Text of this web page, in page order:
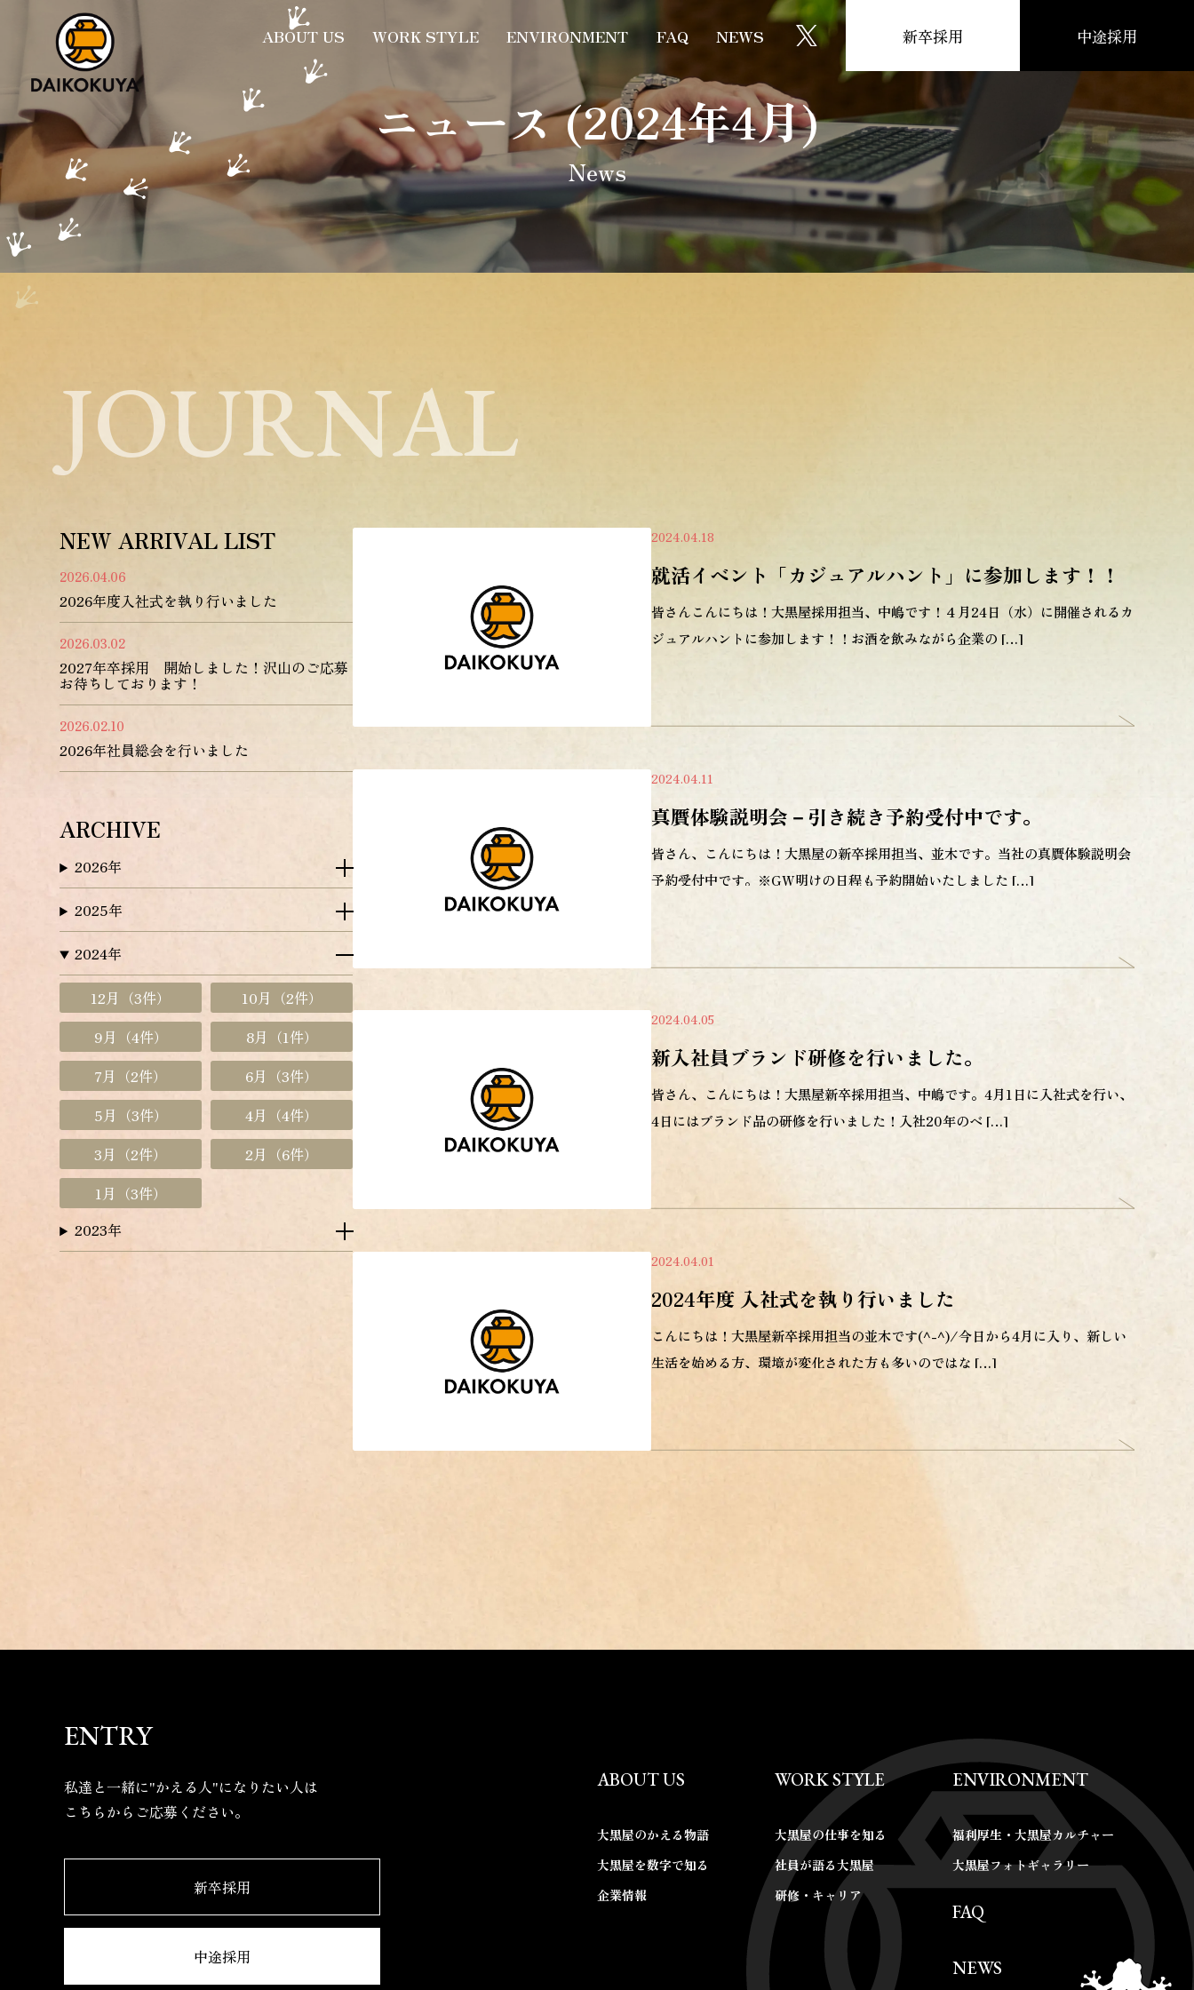
ABOUT US WORK STYLE ENVIRONMENT FAQ NEWS 新卒採用 中途採用
ニュース (2024年4月)
News
JOURNAL
2024.04.18
就活イベント「カジュアルハント」に参加します！！
皆さんこんにちは！大黒屋採用担当、中嶋です！４月24日（水）に開催されるカ
ジュアルハントに参加します！！お酒を飲みながら企業の […]
2024.04.11
真贋体験説明会－引き続き予約受付中です。
皆さん、こんにちは！大黒屋の新卒採用担当、並木です。当社の真贋体験説明会
予約受付中です。※GW明けの日程も予約開始いたしました […]
2024.04.05
新入社員ブランド研修を行いました。
皆さん、こんにちは！大黒屋新卒採用担当、中嶋です。4月1日に入社式を行い、
4日にはブランド品の研修を行いました！入社20年のベ […]
2024.04.01
2024年度 入社式を執り行いました
こんにちは！大黒屋新卒採用担当の並木です(^-^)/今日から4月に入り、新しい
生活を始める方、環境が変化された方も多いのではな […]
NEW ARRIVAL LIST
2026.04.06
2026年度入社式を執り行いました
2026.03.02
2027年卒採用 開始しました！沢山のご応募
お待ちしております！
2026.02.10
2026年社員総会を行いました
ARCHIVE
2026年
2025年
2024年
12月 （3件） 10月 （2件）
9月 （4件） 8月 （1件）
7月 （2件） 6月 （3件）
5月 （3件） 4月 （4件）
3月 （2件） 2月 （6件）
1月 （3件）
2023年
ENTRY
私達と一緒に"かえる人"になりたい人は
こちらからご応募ください。
新卒採用
中途採用
ABOUT US
大黒屋のかえる物語
大黒屋を数字で知る
企業情報
WORK STYLE
大黒屋の仕事を知る
社員が語る大黒屋
研修・キャリア
ENVIRONMENT
福利厚生・大黒屋カルチャー
大黒屋フォトギャラリー
FAQ
NEWS